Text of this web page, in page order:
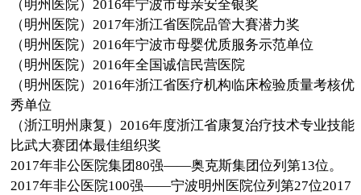
（明州医院）2016年宁波市母亲安全银奖
（明州医院）2017年浙江省医院品管大賽潜力奖
（明州医院）2016年宁波市母婴优质服务示范单位
（明州医院）2016年全国诚信民营医院
（明州医院）2016年浙江省医疗机构临床检验质量考核优
秀单位
（浙江明州康复）2016年度浙江省康复治疗技术专业技能
比武大赛团体最佳组织奖
2017年非公医院集团80强——奥克斯集团位列第13位。
2017年非公医院100强——宁波明州医院位列第27位2017